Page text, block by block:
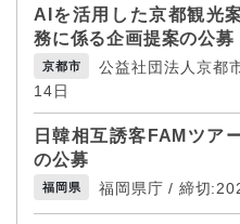
AIを活用した京都観光
務に係る企画提案の公募
京都市
公益社団法人京都
14日
日韓相互誘客FAMツア
の公募
福岡県 福岡県庁 / 締切